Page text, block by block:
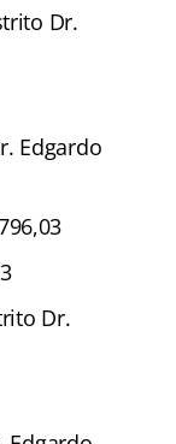
Dr.
Edgardo
Dr.